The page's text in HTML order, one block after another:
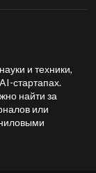
и техники,
стартапах.
найти за
или